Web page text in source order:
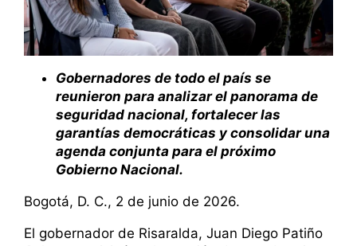
Gobernadores de todo el país se
reunieron para analizar el panorama de
seguridad nacional, fortalecer las
garantías democráticas y consolidar una
agenda conjunta para el próximo
Gobierno Nacional.
Bogotá, D. C., 2 de junio de 2026.
El gobernador de Risaralda, Juan Diego Patiño